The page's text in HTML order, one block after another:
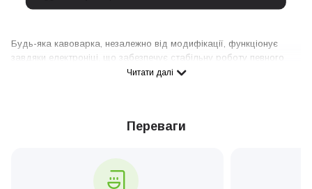
Будь-яка кавоварка, незалежно від модифікації, функціонує
завдяки електроніці, що забезпечує стабільну роботу певного
процесу. Кожен елемент цієї системи відіграє важливу роль у
обов’язково знадобиться ремонт електроніки кавомашини або
Читати далі
Переваги